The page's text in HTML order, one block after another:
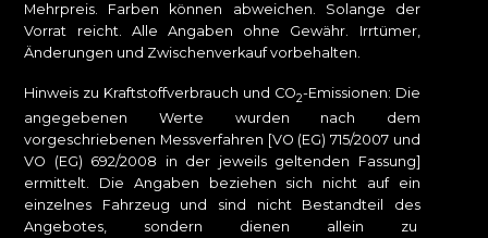
Mehrpreis. Farben können abweichen. Solange der
Vorrat reicht. Alle Angaben ohne Gewähr. Irrtümer,
Änderungen und Zwischenverkauf vorbehalten.
Hinweis zu Kraftstoffverbrauch und CO2-Emissionen: Die
angegebenen Werte wurden nach dem
vorgeschriebenen Messverfahren [VO (EG) 715/2007 und
VO (EG) 692/2008 in der jeweils geltenden Fassung]
ermittelt. Die Angaben beziehen sich nicht auf ein
einzelnes Fahrzeug und sind nicht Bestandteil des
Angebotes, sondern dienen allein zu